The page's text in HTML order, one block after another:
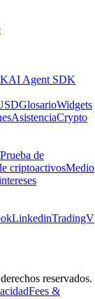
AI Agent SDK
GlosarioWidgets
AsistenciaCrypto
Prueba de
criptoactivosMedio
LinkedinTradingV
reservados.
Fees &